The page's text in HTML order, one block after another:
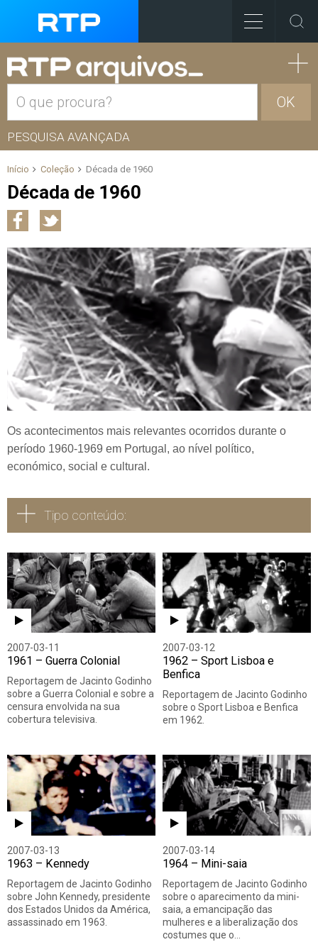
OK
PESQUISA AVANÇADA
Início Coleção Década de 1960
Década de 1960
Os acontecimentos mais relevantes ocorridos durante o
período 1960-1969 em Portugal, ao nível político,
económico, social e cultural.
Tipo conteúdo:
Todos Vídeo Áudio Fotografia
2007-03-11
1961 – Guerra Colonial
Reportagem de Jacinto Godinho
sobre a Guerra Colonial e sobre a
censura envolvida na sua
cobertura televisiva.
2007-03-12
1962 – Sport Lisboa e
Benfica
Reportagem de Jacinto Godinho
sobre o Sport Lisboa e Benfica
em 1962.
2007-03-13
1963 – Kennedy
Reportagem de Jacinto Godinho
sobre John Kennedy, presidente
dos Estados Unidos da América,
assassinado em 1963.
2007-03-14
1964 – Mini-saia
Reportagem de Jacinto Godinho
sobre o aparecimento da mini-
saia, a emancipação das
mulheres e a liberalização dos
costumes que o…